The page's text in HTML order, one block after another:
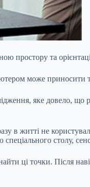
простору та
може приносити
яке довело,
в житті не
столу,
ці точки. Після